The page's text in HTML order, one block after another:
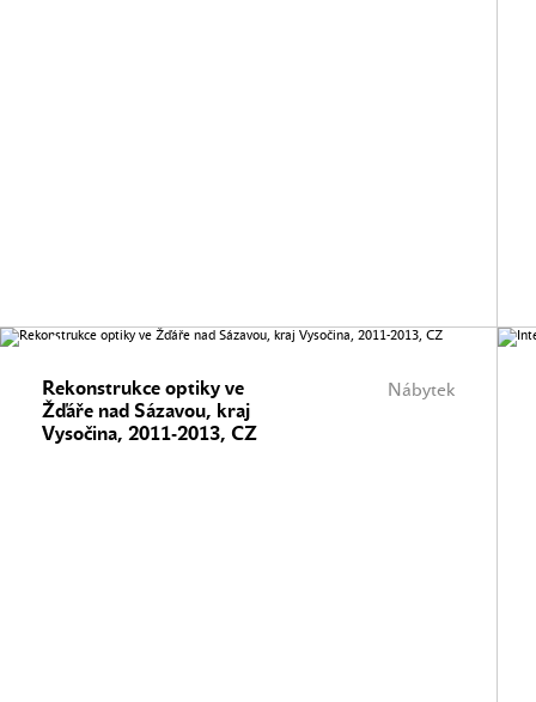
Nábytek
Rekonstrukce optiky ve
Žďáře nad Sázavou, kraj
Vysočina, 2011-2013, CZ